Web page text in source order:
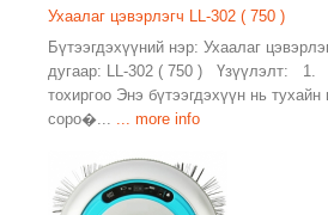
Ухаалаг цэвэрлэгч LL-302 ( 750 )
Бүтээгдэхүүний нэр: Ухаалаг
дугаар: LL-302 ( 750 ) Үзүүлэлт:
тохиргоо Энэ бүтээгдэхүүн нь
соро�...
... more info